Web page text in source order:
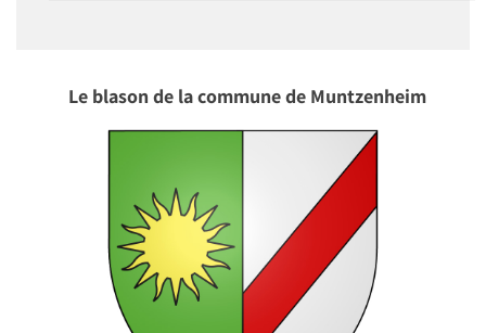
Le blason de la commune de Muntzenheim